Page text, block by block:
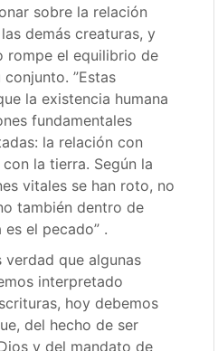
sobre la relación
demás creaturas, y
rompe el equilibrio de
”Estas
la existencia humana
fundamentales
la relación con
la tierra. Según la
vitales se han roto, no
también dentro de
el pecado” .
verdad que algunas
interpretado
hoy debemos
del hecho de ser
y del mandato de